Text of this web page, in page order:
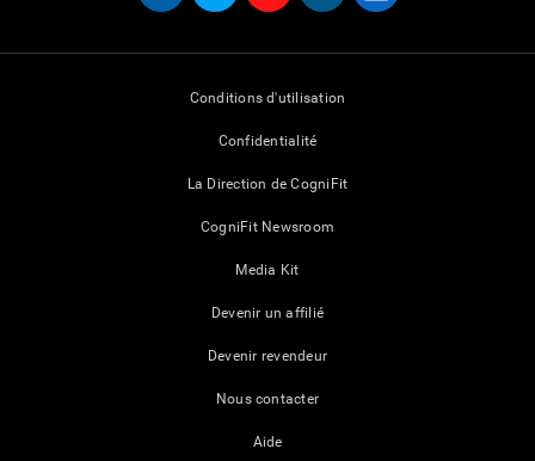
Conditions d'utilisation
Confidentialité
La Direction de CogniFit
CogniFit Newsroom
Media Kit
Devenir un affilié
Devenir revendeur
Nous contacter
Aide